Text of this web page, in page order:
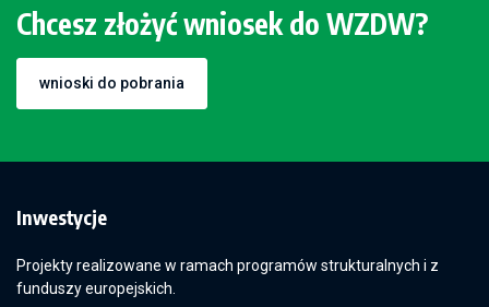
Chcesz złożyć wniosek do WZDW?
wnioski do pobrania
Inwestycje
Projekty realizowane w ramach programów strukturalnych i z
funduszy europejskich.